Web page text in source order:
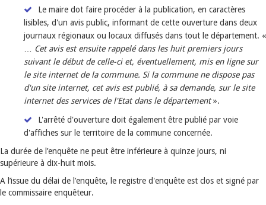
Le maire dot faire procéder à la publication, en caractères
lisibles, d'un avis public, informant de cette ouverture dans deux
journaux régionaux ou locaux diffusés dans tout le département. «
Cet avis est ensuite rappelé dans les huit premiers jours
suivant le début de celle-ci et, éventuellement, mis en ligne sur
le site internet de la commune. Si la commune ne dispose pas
d'un site internet, cet avis est publié, à sa demande, sur le site
internet des services de l'Etat dans le département».
L'arrêté d'ouverture doit également être publié par voie
d'affiches sur le territoire de la commune concernée.
La durée de l’enquête ne peut être inférieure à quinze jours, ni
supérieure à dix-huit mois.
A l’issue du délai de l’enquête, le registre d'enquête est clos et signé par
le commissaire enquêteur.